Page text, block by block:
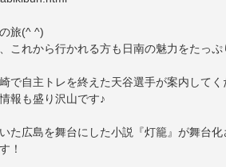
旅(^ ^)
これから行かれる方も日南の魅力をたっ
で自主トレを終えた天谷選手が案内してく
報も盛り沢山です♪
た広島を舞台にした小説『灯籠』が舞台化
！